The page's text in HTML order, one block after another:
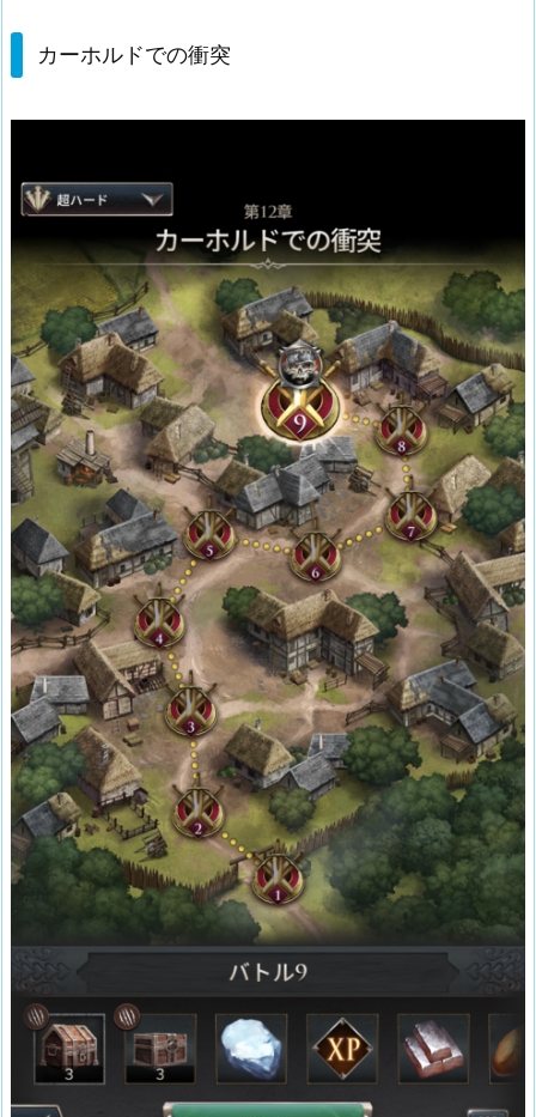
ー
の
突
1.
1.
ク
ラ
ス
1.
2.
手
可
能
な
エ
ピ
ッ
ク
装
備
目
次
カーホルドでの衝突